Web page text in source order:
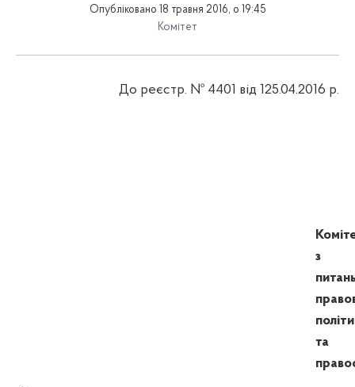
Опубліковано 18 травня 2016, о 19:45
Комітет
До реєстр. № 4401 від 125.04.2016 р.
з
та